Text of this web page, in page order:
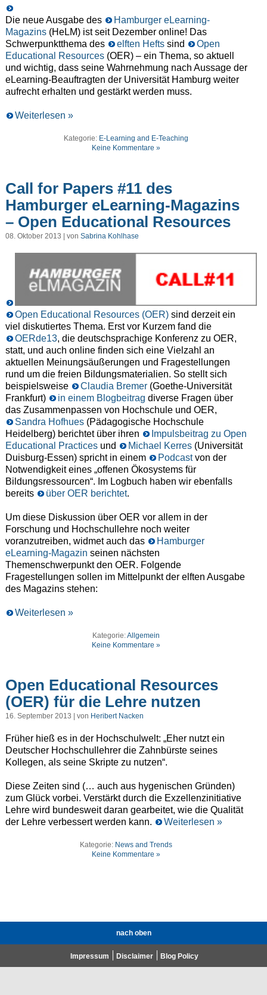
Die neue Ausgabe des
Hamburger eLearning-
Magazins(HeLM) ist seit Dezember online! Das
Schwerpunktthema des
elften Heftssind
Open
Educational Resources(OER) – ein Thema, so aktuell
und wichtig, dass seine Wahrnehmung nach Aussage der
eLearning-Beauftragten der Universität Hamburg weiter
aufrecht erhalten und gestärkt werden muss.
Weiterlesen »
Kategorie: E-Learning and E-Teaching
Keine Kommentare »
Call for Papers #11 des
Hamburger eLearning-Magazins
– Open Educational Resources
08. Oktober 2013 | von Sabrina Kohlhase
Open Educational Resources (OER)sind derzeit ein
viel diskutiertes Thema. Erst vor Kurzem fand die
OERde13, die deutschsprachige Konferenz zu OER,
statt, und auch online finden sich eine Vielzahl an
aktuellen Meinungsäußerungen und Fragestellungen
rund um die freien Bildungsmaterialien. So stellt sich
beispielsweise
Claudia Bremer(Goethe-Universität
Frankfurt)
in einem Blogbeitrag diverse Fragen über
das Zusammenpassen von Hochschule und OER,
Sandra Hofhues(Pädagogische Hochschule
Heidelberg) berichtet über ihren
Impulsbeitrag zu Open
Educational Practices und Michael Kerres(Universität
Duisburg-Essen) spricht in einem
Podcastvon der
Notwendigkeit eines „offenen Ökosystems für
Bildungsressourcen“. Im Logbuch haben wir ebenfalls
bereits
über OER berichtet.
Um diese Diskussion über OER vor allem in der
Forschung und Hochschullehre noch weiter
voranzutreiben, widmet auch das
Hamburger
eLearning-Magazin seinen nächsten
Themenschwerpunkt den OER. Folgende
Fragestellungen sollen im Mittelpunkt der elften Ausgabe
des Magazins stehen:
Weiterlesen »
Kategorie:Allgemein
Keine Kommentare »
Open Educational Resources
(OER) für die Lehre nutzen
16. September 2013 | von Heribert Nacken
Früher hieß es in der Hochschulwelt: „Eher nutzt ein
Deutscher Hochschullehrer die Zahnbürste seines
Kollegen, als seine Skripte zu nutzen“.
Diese Zeiten sind (… auch aus hygenischen Gründen)
zum Glück vorbei. Verstärkt durch die Exzellenzinitiative
Lehre wird bundesweit daran gearbeitet, wie die Qualität
der Lehre verbessert werden kann.
Weiterlesen »
Kategorie: News and Trends
Keine Kommentare »
nach oben
Impressum Disclaimer Blog Policy